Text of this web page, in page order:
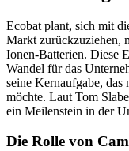
Ecobat plant, sich mit
Markt zurückzuziehen,
Ionen-Batterien. Diese
Wandel für das
seine Kernaufgabe,
möchte. Laut Tom
ein Meilenstein in der
Die Rolle von